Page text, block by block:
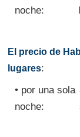
noche:
El precio de
lugares:
• por una sola
noche: